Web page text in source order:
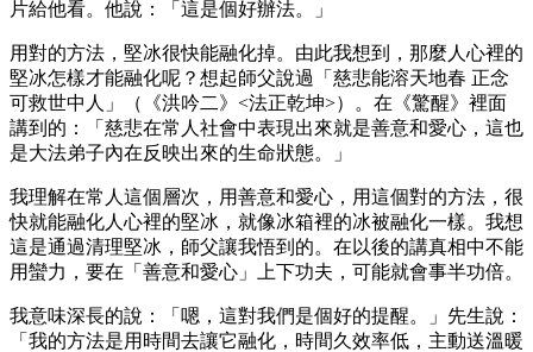
片給他看。他說：「這是個好辦法。」
用對的方法，堅冰很快能融化掉。由此我想到，那麼人心裡的
堅冰怎樣才能融化呢？想起師父說過「慈悲能溶天地春 正念
可救世中人」（《洪吟二》<法正乾坤>）。在《驚醒》裡面
講到的：「慈悲在常人社會中表現出來就是善意和愛心，這也
是大法弟子內在反映出來的生命狀態。」
我理解在常人這個層次，用善意和愛心，用這個對的方法，很
快就能融化人心裡的堅冰，就像冰箱裡的冰被融化一樣。我想
這是通過清理堅冰，師父讓我悟到的。在以後的講真相中不能
用蠻力，要在「善意和愛心」上下功夫，可能就會事半功倍。
我意味深長的說：「嗯，這對我們是個好的提醒。」先生說：
「我的方法是用時間去讓它融化，時間久效率低，主動送溫暖